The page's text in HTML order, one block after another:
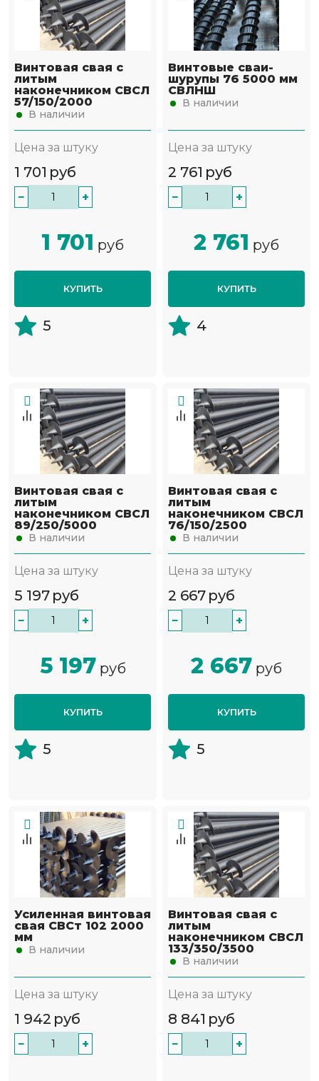
Винтовая свая с
литым
наконечником СВСЛ
57/150/2000
В наличии
Цена за штуку
1 701 руб
− +
1 701 руб
КУПИТЬ
5
Винтовые сваи-
шурупы 76 5000 мм
СВЛНШ
В наличии
Цена за штуку
2 761 руб
− +
2 761 руб
КУПИТЬ
4
Винтовая свая с
литым
наконечником СВСЛ
89/250/5000
В наличии
Цена за штуку
5 197 руб
− +
5 197 руб
КУПИТЬ
5
Винтовая свая с
литым
наконечником СВСЛ
76/150/2500
В наличии
Цена за штуку
2 667 руб
− +
2 667 руб
КУПИТЬ
5
Усиленная винтовая
свая СВСт 102 2000
мм
В наличии
Цена за штуку
1 942 руб
− +
Винтовая свая с
литым
наконечником СВСЛ
133/350/3500
В наличии
Цена за штуку
8 841 руб
− +